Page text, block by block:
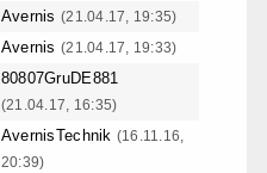
Avernis(21.04.17, 19:35)
Avernis(21.04.17, 19:33)
80807GruDE881
(21.04.17, 16:35)
AvernisTechnik (16.11.16,
20:39)